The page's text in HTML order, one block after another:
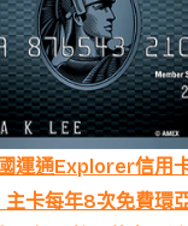
國運通Explorer信用
卡每年8次免費環